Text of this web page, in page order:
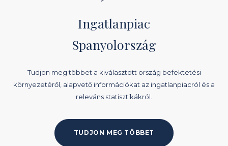
Ingatlanpiac
Spanyolország
Tudjon meg többet a kiválasztott ország befektetési
környezetéről, alapvető információkat az ingatlanpiacról és a
releváns statisztikákról.
TUDJON MEG TÖBBET